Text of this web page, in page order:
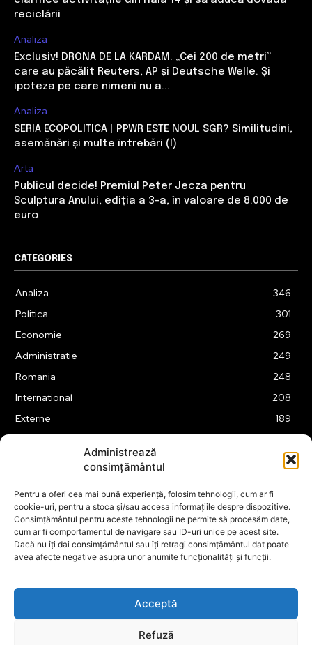
Administrează
consimțământul
Pentru a oferi cea mai bună experiență, folosim tehnologii, cum ar fi
cookie-uri, pentru a stoca și/sau accesa informațiile despre dispozitive.
Consimțământul pentru aceste tehnologii ne permite să procesăm date,
cum ar fi comportamentul de navigare sau ID-uri unice pe acest site.
Dacă nu îți dai consimțământul sau îți retragi consimțământul dat poate
avea afecte negative asupra unor anumite funcționalități și funcții.
Acceptă
Refuză
reciclării
Analiza
Exclusiv! DRONA DE LA KARDAM. „Cei 200 de metri”
care au păcălit Reuters, AP și Deutsche Welle. Și
ipoteza pe care nimeni nu a...
Analiza
SERIA ECOPOLITICA | PPWR ESTE NOUL SGR? Similitudini,
asemănări și multe întrebări (I)
Arta
Publicul decide! Premiul Peter Jecza pentru
Sculptura Anului, ediția a 3-a, în valoare de 8.000 de
euro
CATEGORIES
Analiza
346
Politica
301
Economie
269
Administratie
249
Romania
248
International
208
Externe
189
175
Financiar
160
ABUZURI
158
Social
157
Cultura
149